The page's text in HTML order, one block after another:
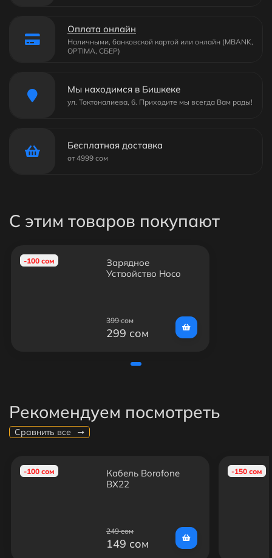
Оплата онлайн
Наличными, банковской картой или онлайн (MBANK,
OPTIMA, СБЕР)
Мы находимся в Бишкеке
ул. Токтоналиева, 6. Приходите мы всегда Вам рады!
Бесплатная доставка
от 4999 сом
С этим товаров покупают
-100 сом
Зарядное
Устройство Hoco
399 сом
299 сом
Рекомендуем посмотреть
Сравнить все
-100 сом
Кабель Borofone
BX22
249 сом
149 сом
-150 сом